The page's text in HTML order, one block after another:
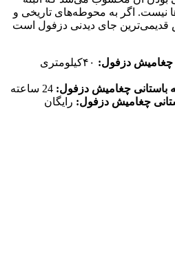
نیست. اگر به محوطه‌های تاریخی و
قدیمی‌ترین جای دیدنی دزفول است
چغامیش دزفول:
۴۰کیلومتری
باستانی چغامیش دزفول: 24 ساعته
چغامیش دزفول: رایگان